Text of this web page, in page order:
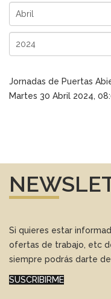
Jornadas de Puertas
Martes 30 Abril 2024,
Si quieres estar
ofertas de trabajo, etc
siempre podrás darte
SUSCRIBIRME